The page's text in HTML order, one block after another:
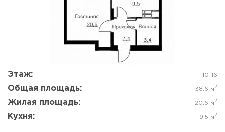
Этаж: 10-16
Общая площадь: 38.6 м 2
Жилая площадь: 20.6 м 2
Кухня: 9.5 м 2
Да, удалить Отмена